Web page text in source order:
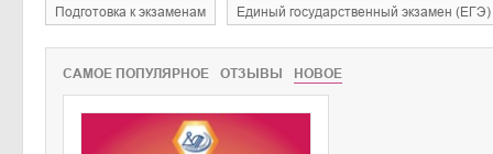
подготовка к экзаменам единый государственный экзамен (ЕГЭ)
САМОЕ ПОПУЛЯРНОЕ ОТЗЫВЫ НОВОЕ